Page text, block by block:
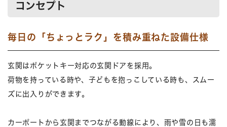
コンセプト
毎日の「ちょっとラク」を積み重ねた設備仕様
玄関はポケットキー対応の玄関ドアを採用。
荷物を持っている時や、子どもを抱っこしている時も、スムー
ズに出入りができます。
カーポートから玄関までつながる動線により、雨や雪の日も濡